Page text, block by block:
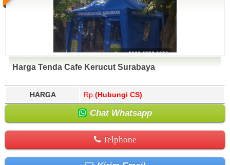
Harga Tenda Cafe Kerucut Surabaya
HARGA Rp. (Hubungi CS)
Chat Whatsapp
Telphone